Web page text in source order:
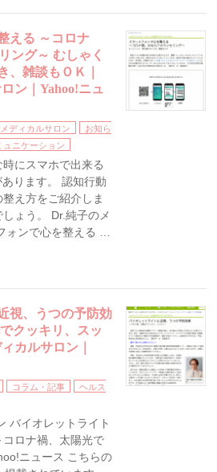
える ～コロナ
ング～ むしゃく
、雑談もＯＫ｜
ン｜Yahoo!ニュ
ディカルサロン
お知ら
ュニケーション
にスマホで出来る
ります。 認知行動
え方をご紹介しま
ょう。 Dr.純子のメ
ォンで心を整える …
視、うつの予防効
クッキリ、スッ
カルサロン｜
コラム・記事
ヘルス
バイオレットライト
ロナ禍、太陽光で
ニュース こちらの